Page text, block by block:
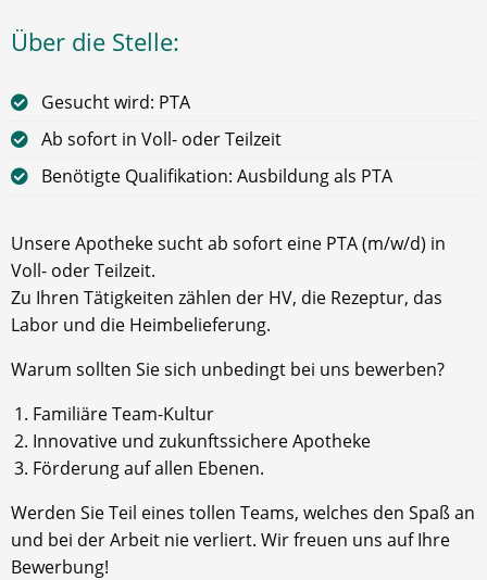
Über die Stelle:
Gesucht wird: PTA
Ab sofort in Voll- oder Teilzeit
Benötigte Qualifikation: Ausbildung als PTA
Unsere Apotheke sucht ab sofort eine PTA (m/w/d) in
Voll- oder Teilzeit.
Zu Ihren Tätigkeiten zählen der HV, die Rezeptur, das
Labor und die Heimbelieferung.
Warum sollten Sie sich unbedingt bei uns bewerben?
Familiäre Team-Kultur
Innovative und zukunftssichere Apotheke
Förderung auf allen Ebenen.
Werden Sie Teil eines tollen Teams, welches den Spaß an
und bei der Arbeit nie verliert. Wir freuen uns auf Ihre
Bewerbung!